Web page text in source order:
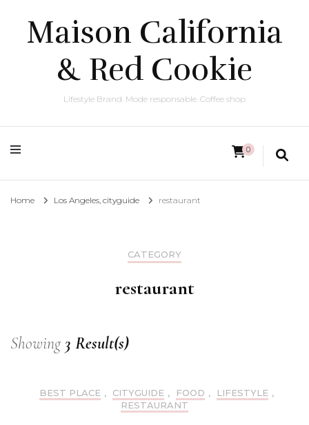
Maison California
& Red Cookie
Lifestyle Brand. Mode responsable. Coffee shop
0
Home Los Angeles, cityguide restaurant
CATEGORY
restaurant
Showing 3 Result(s)
BEST PLACE , CITYGUIDE , FOOD , LIFESTYLE ,
RESTAURANT